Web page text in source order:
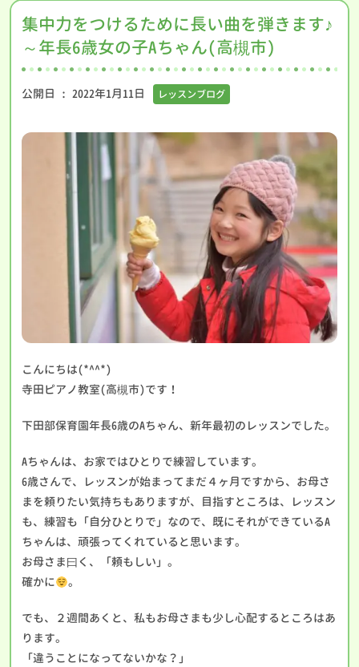
集中力をつけるために長い曲を弾きます♪
～年長6歳女の子Aちゃん(高槻市)
公開日 : 2022年1月11日 レッスンブログ
こんにちは(*^^*)
寺田ピアノ教室(高槻市)です！
下田部保育園年長6歳のAちゃん、新年最初のレッスンでした。
Aちゃんは、お家ではひとりで練習しています。
6歳さんで、レッスンが始まってまだ４ヶ月ですから、お母さ
まを頼りたい気持ちもありますが、目指すところは、レッスン
も、練習も「自分ひとりで」なので、既にそれができているA
ちゃんは、頑張ってくれていると思います。
お母さま曰く、「頼もしい」。
確かに
。
でも、２週間あくと、私もお母さまも少し心配するところはあ
ります。
「違うことになってないかな？」